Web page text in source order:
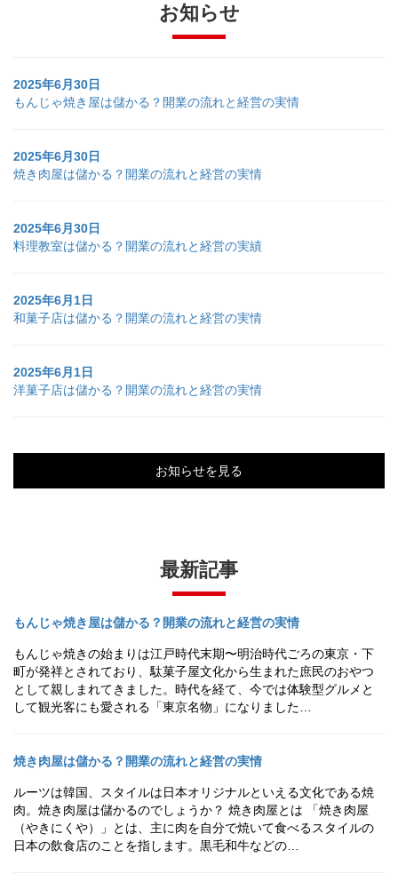
お知らせ
2025年6月30日
もんじゃ焼き屋は儲かる？開業の流れと経営の実情
2025年6月30日
焼き肉屋は儲かる？開業の流れと経営の実情
2025年6月30日
料理教室は儲かる？開業の流れと経営の実績
2025年6月1日
和菓子店は儲かる？開業の流れと経営の実情
2025年6月1日
洋菓子店は儲かる？開業の流れと経営の実情
お知らせを見る
最新記事
もんじゃ焼き屋は儲かる？開業の流れと経営の実情
もんじゃ焼きの始まりは江戸時代末期〜明治時代ごろの東京・下
町が発祥とされており、駄菓子屋文化から生まれた庶民のおやつ
として親しまれてきました。時代を経て、今では体験型グルメと
して観光客にも愛される「東京名物」になりました…
焼き肉屋は儲かる？開業の流れと経営の実情
ルーツは韓国、スタイルは日本オリジナルといえる文化である焼
肉。焼き肉屋は儲かるのでしょうか？ 焼き肉屋とは 「焼き肉屋
（やきにくや）」とは、主に肉を自分で焼いて食べるスタイルの
日本の飲食店のことを指します。黒毛和牛などの…